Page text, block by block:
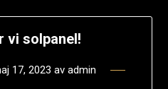
vi solpanel!
17, 2023 av admin